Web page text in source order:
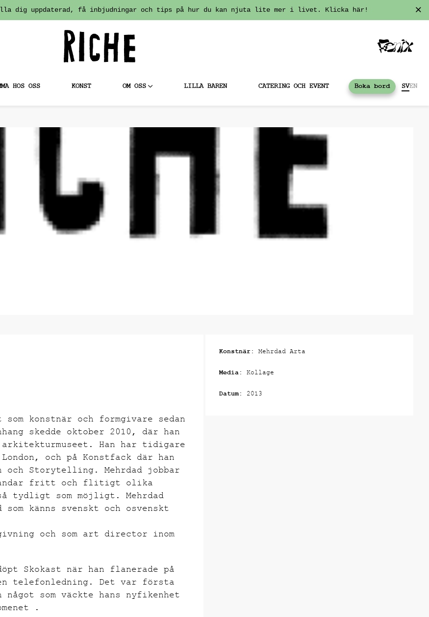
dig uppdaterad, få inbjudningar och tips på hur du kan njuta lite mer i livet. Klicka här!
HOS OSS KONST OM OSS LILLA BAREN CATERING OCH EVENT Boka bord SVEN
konstnär och formgivare sedan
skedde oktober 2010, där han
Han har tidigare
och på Konstfack där han
och Storytelling. Mehrdad jobbar
blandar fritt och flitigt olika
tydligt som möjligt. Mehrdad
känns svenskt och osvenskt
och som art director inom
Skokast när han flanerade på
telefonledning. Det var första
som väckte hans nyfikenhet
.
Konstnär: Mehrdad Arta
Media: Kollage
Datum: 2013